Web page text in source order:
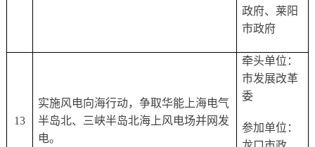
政府、莱阳
市政府
13
实施风电向海行动，争取华能上海电气
半岛北、三峡半岛北海上风电场并网发
电。
牵头单位：
市发展改革
委
参加单位：